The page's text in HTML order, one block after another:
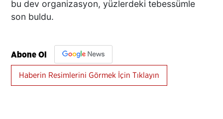
bu dev organizasyon, yüzlerdeki tebessümle
son buldu.
Abone Ol
Haberin Resimlerini Görmek İçin Tıklayın